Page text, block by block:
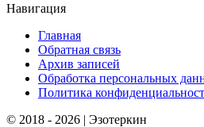
Навигация
Главная
Обратная связь
Архив записей
Обработка персональных
Политика
© 2018 - 2026 | Эзотеркин